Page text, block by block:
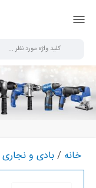
خانه /بادی و نجاری